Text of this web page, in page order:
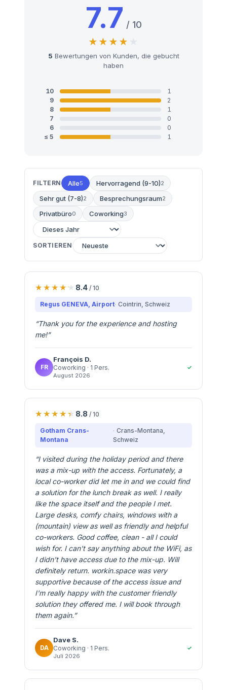
7.7 / 10
5 Bewertungen von Kunden, die gebucht
haben
10
1
9
2
8
1
7
0
6
0
≤ 5
1
FILTERN Alle5 Hervorragend (9-10)2
Sehr gut (7-8)2 Besprechungsraum2
Privatbüro0 Coworking3
SORTIEREN
8.4 / 10
Regus GENEVA, Airport Cointrin, Schweiz
“Thank you for the experience and hosting
me!”
FR
François D.
Coworking · 1 Pers.
August 2026
✓
8.8 / 10
Gotham Crans-
Montana
Crans-Montana,
Schweiz
“I visited during the holiday period and there
was a mix-up with the access. Fortunately, a
local co-worker did let me in and we could find
a solution for the lunch break as well. I really
like the space itself and the people I met.
Large desks, comfy chairs, windows with a
(mountain) view as well as friendly and helpful
co-workers. Good coffee, clean - all I could
wish for. I can't say anything about the WiFi, as
I didn't have access due to the mix-up. Will
definitely return. workin.space was very
supportive because of the access issue and
I'm really happy with the customer friendly
solution they offered me. I will book through
them again.”
DA
Dave S.
Coworking · 1 Pers.
Juli 2026
✓